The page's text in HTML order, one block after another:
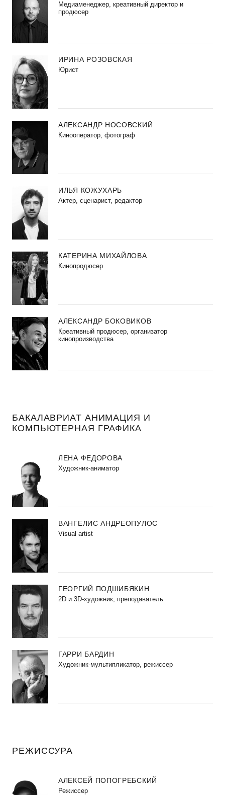
Медиаменеджер, креативный директор и
продюсер
ИРИНА РОЗОВСКАЯ
Юрист
АЛЕКСАНДР НОСОВСКИЙ
Кинооператор, фотограф
ИЛЬЯ КОЖУХАРЬ
Актер, сценарист, редактор
КАТЕРИНА МИХАЙЛОВА
Кинопродюсер
АЛЕКСАНДР БОКОВИКОВ
Креативный продюсер, организатор
кинопроизводства
БАКАЛАВРИАТ АНИМАЦИЯ И
КОМПЬЮТЕРНАЯ ГРАФИКА
ЛЕНА ФЕДОРОВА
Художник-аниматор
ВАНГЕЛИС АНДРЕОПУЛОС
Visual artist
ГЕОРГИЙ ПОДШИБЯКИН
2D и 3D-художник, преподаватель
ГАРРИ БАРДИН
Художник-мультипликатор, режиссер
РЕЖИССУРА
АЛЕКСЕЙ ПОПОГРЕБСКИЙ
Режиссер